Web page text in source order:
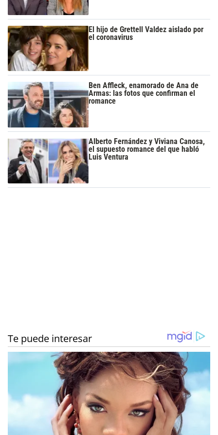
El hijo de Grettell Valdez aislado por
el coronavirus
Ben Affleck, enamorado de Ana de
Armas: las fotos que confirman el
romance
Alberto Fernández y Viviana Canosa,
el supuesto romance del que habló
Luis Ventura